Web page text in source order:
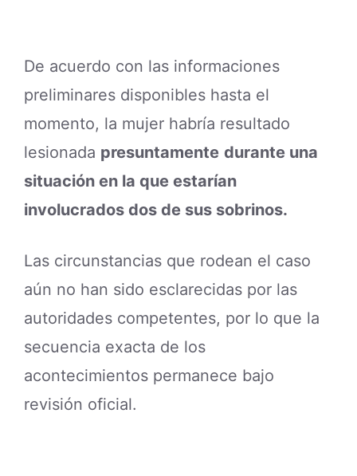
De acuerdo con las informaciones
preliminares disponibles hasta el
momento, la mujer habría resultado
lesionada presuntamente durante una
situación en la que estarían
involucrados dos de sus sobrinos.
Las circunstancias que rodean el caso
aún no han sido esclarecidas por las
autoridades competentes, por lo que la
secuencia exacta de los
acontecimientos permanece bajo
revisión oficial.